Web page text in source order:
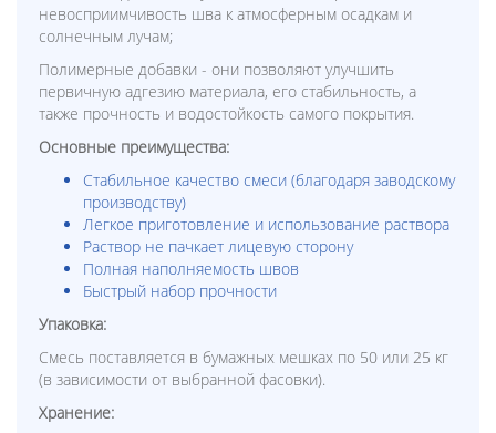
невосприимчивость шва к атмосферным осадкам и
солнечным лучам;
Полимерные добавки - они позволяют улучшить
первичную адгезию материала, его стабильность, а
также прочность и водостойкость самого покрытия.
Основные преимущества:
Стабильное качество смеси (благодаря заводскому
производству)
Легкое приготовление и использование раствора
Раствор не пачкает лицевую сторону
Полная наполняемость швов
Быстрый набор прочности
Упаковка:
Смесь поставляется в бумажных мешках по 50 или 25 кг
(в зависимости от выбранной фасовки).
Хранение: